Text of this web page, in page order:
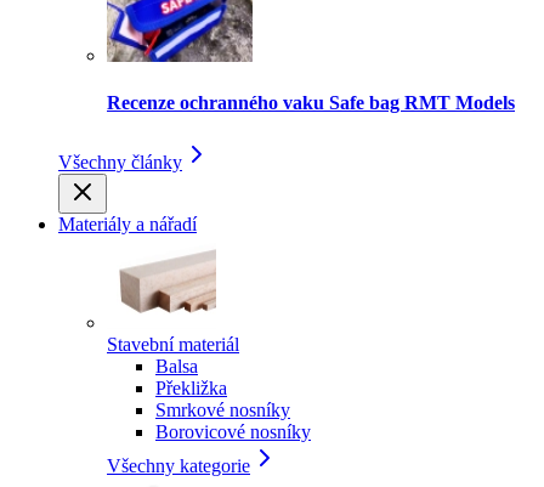
Recenze ochranného vaku Safe bag RMT Models
Všechny články
Materiály a nářadí
Stavební materiál
Balsa
Překližka
Smrkové nosníky
Borovicové nosníky
Všechny kategorie